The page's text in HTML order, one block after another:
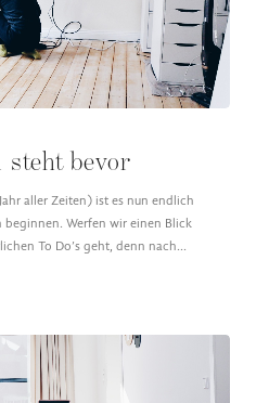
steht bevor
aller Zeiten) ist es nun endlich
Werfen wir einen Blick
To Do’s geht, denn nach…